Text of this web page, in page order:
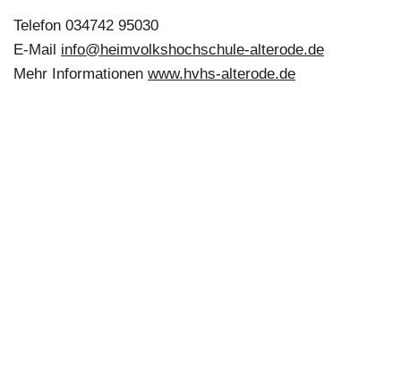
Telefon 034742 95030
E-Mail info@heimvolkshochschule-alterode.de
Mehr Informationen www.hvhs-alterode.de